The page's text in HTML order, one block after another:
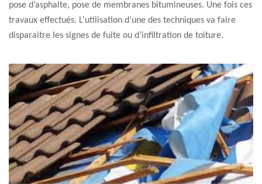
pose d’asphalte, pose de membranes bitumineuses. Une fois ces
travaux effectués. L’utilisation d’une des techniques va faire
disparaitre les signes de fuite ou d’infiltration de toiture.